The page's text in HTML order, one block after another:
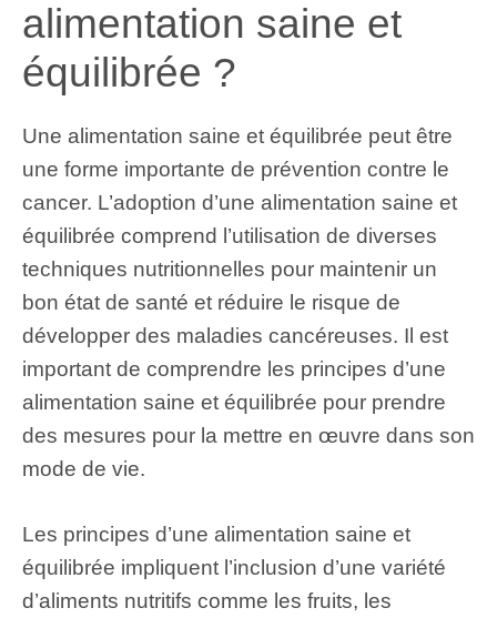
alimentation saine et
équilibrée ?
Une alimentation saine et équilibrée peut être
une forme importante de prévention contre le
cancer. L’adoption d’une alimentation saine et
équilibrée comprend l’utilisation de diverses
techniques nutritionnelles pour maintenir un
bon état de santé et réduire le risque de
développer des maladies cancéreuses. Il est
important de comprendre les principes d’une
alimentation saine et équilibrée pour prendre
des mesures pour la mettre en œuvre dans son
mode de vie.
Les principes d’une alimentation saine et
équilibrée impliquent l’inclusion d’une variété
d’aliments nutritifs comme les fruits, les